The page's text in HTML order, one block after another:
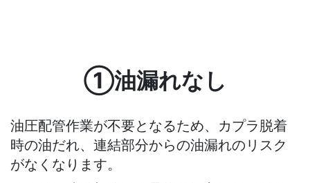
①油漏れなし
油圧配管作業が不要となるため、カプラ脱着
時の油だれ、連結部分からの油漏れのリスク
がなくなります。